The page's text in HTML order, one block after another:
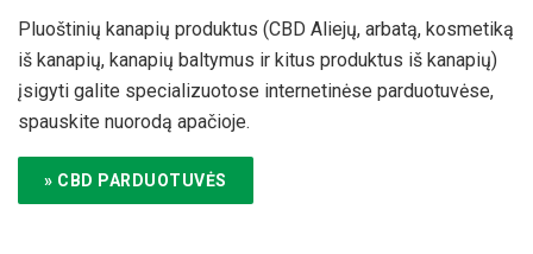
Pluoštinių kanapių produktus (CBD Aliejų, arbatą, kosmetiką
iš kanapių, kanapių baltymus ir kitus produktus iš kanapių)
įsigyti galite specializuotose internetinėse parduotuvėse,
spauskite nuorodą apačioje.
» CBD PARDUOTUVĖS